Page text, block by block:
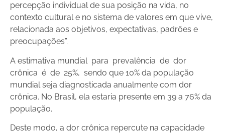
percepção individual de sua posição na vida, no
contexto cultural e no sistema de valores em que vive,
relacionada aos objetivos, expectativas, padrões e
preocupações”.
A estimativa mundial para prevalência de dor
crônica é de 25%, sendo que 10% da população
mundial seja diagnosticada anualmente com dor
crônica. No Brasil, ela estaria presente em 39 a 76% da
população.
Deste modo, a dor crônica repercute na capacidade